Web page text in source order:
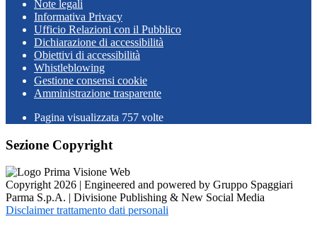
Note legali
Informativa Privacy
Ufficio Relazioni con il Pubblico
Dichiarazione di accessibilità
Obiettivi di accessibilità
Whistleblowing
Gestione consensi cookie
Amministrazione trasparente
Pagina visualizzata 757 volte
Sezione Copyright
Copyright 2026 | Engineered and powered by Gruppo Spaggiari
Parma S.p.A. | Divisione Publishing & New Social Media
Disclaimer trattamento dati personali